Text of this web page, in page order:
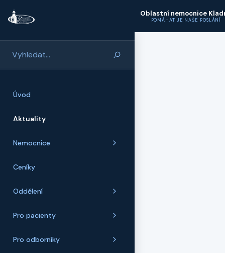
Oblastní nemocnice
POMÁHAT JE NAŠE POSLÁNÍ
Úvod
Aktuality
Nemocnice
Ceníky
Oddělení
Pro pacienty
Pro odborníky